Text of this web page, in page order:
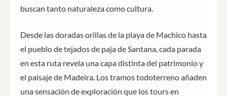
buscan tanto naturaleza como cultura.
Desde las doradas orillas de la playa de Machico hasta
el pueblo de tejados de paja de Santana, cada parada
en esta ruta revela una capa distinta del patrimonio y
el paisaje de Madeira. Los tramos todoterreno añaden
una sensación de exploración que los tours en